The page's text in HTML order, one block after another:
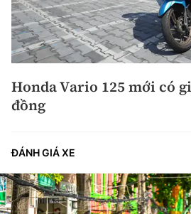
Honda Vario 125 mới có
đồng
ĐÁNH GIÁ XE